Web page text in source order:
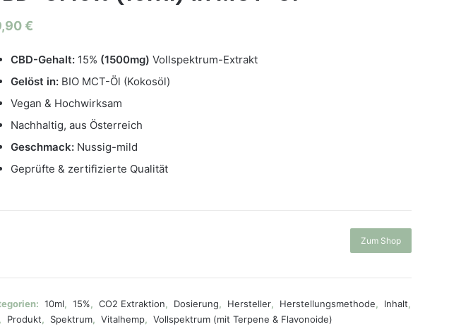
€
CBD-Gehalt:15% (1500mg) Vollspektrum-Extrakt
Gelöst in:BIO MCT-Öl (Kokosöl)
Vegan & Hochwirksam
Nachhaltig, aus Österreich
Geschmack:Nussig-mild
Geprüfte & zertifizierte Qualität
Zum Shop
10ml, 15%, CO2 Extraktion, Dosierung, Hersteller, Herstellungsmethode, Inhalt,
, Produkt, Spektrum, Vitalhemp, Vollspektrum (mit Terpene & Flavonoide)